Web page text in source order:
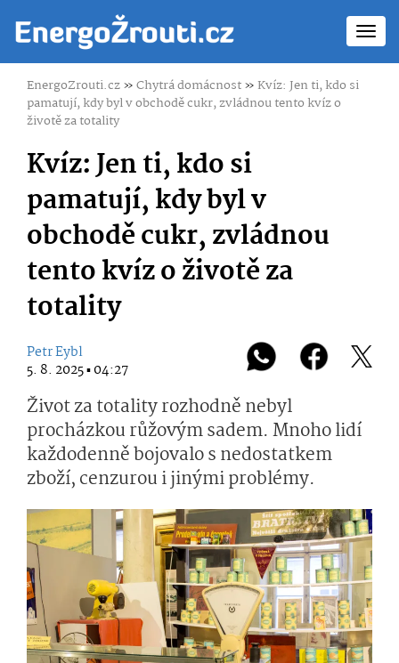
EnergoZrouti.cz»Chytrá domácnost»Kvíz: Jen ti, kdo si
pamatují, kdy byl v obchodě cukr, zvládnou tento kvíz o
životě za totality
Kvíz: Jen ti, kdo si
pamatují, kdy byl v
obchodě cukr, zvládnou
tento kvíz o životě za
totality
Petr Eybl
5. 8. 2025 ▪ 04:27
Život za totality rozhodně nebyl
procházkou růžovým sadem. Mnoho lidí
každodenně bojovalo s nedostatkem
zboží, cenzurou i jinými problémy.